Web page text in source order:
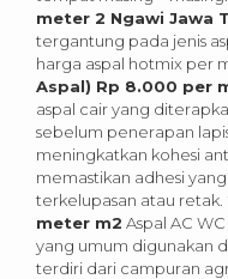
meter 2 Ngawi Jawa
tergantung pada jenis
harga aspal hotmix per
Aspal) Rp 8.000 per
aspal cair yang
sebelum penerapan
meningkatkan kohesi
memastikan adhesi
terkelupasan atau retak.
meter m2 Aspal AC
yang umum digunakan
terdiri dari campuran